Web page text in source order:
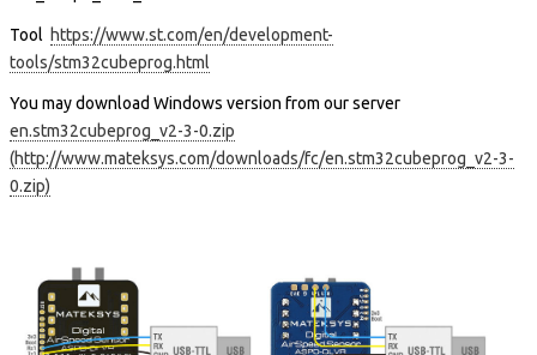
Tool https://www.st.com/en/development-
tools/stm32cubeprog.html
You may download Windows version from our server
en.stm32cubeprog_v2-3-0.zip
(http://www.mateksys.com/downloads/fc/en.stm32cubeprog_v2-3-
0.zip)